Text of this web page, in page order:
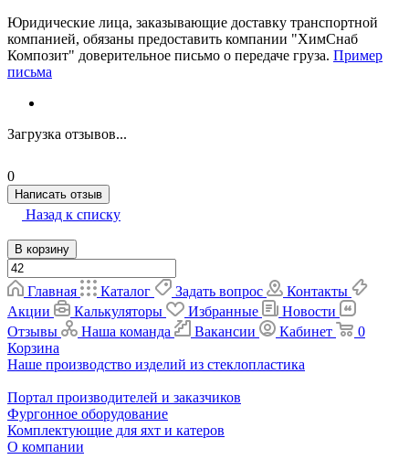
Юридические лица, заказывающие доставку транспортной
компанией, обязаны предоставить компании "ХимСнаб
Композит" доверительное письмо о передаче груза. Пример
письма
Загрузка отзывов...
0
Написать отзыв
Назад к списку
В корзину
Главная Каталог Задать вопрос
Контакты
Акции
Калькуляторы Избранные
Новости
Отзывы
Наша команда Вакансии Кабинет
0
Корзина
Наше производство изделий из стеклопластика
Портал производителей и заказчиков
Фургонное оборудование
Комплектующие для яхт и катеров
О компании